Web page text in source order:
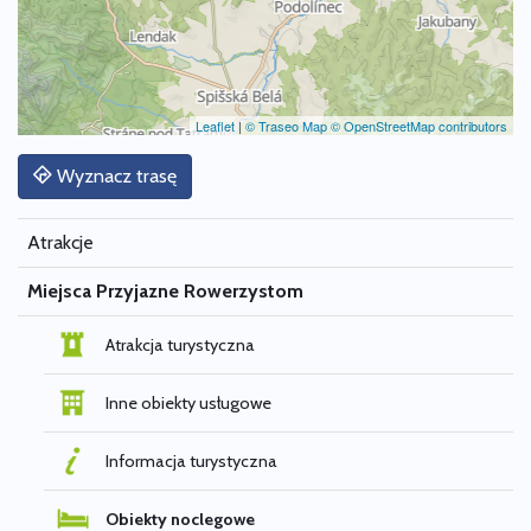
Leaflet| © Traseo Map© OpenStreetMap contributors
Wyznacz trasę
Atrakcje
Miejsca Przyjazne Rowerzystom
Atrakcja turystyczna
Inne obiekty usługowe
Informacja turystyczna
Obiekty noclegowe